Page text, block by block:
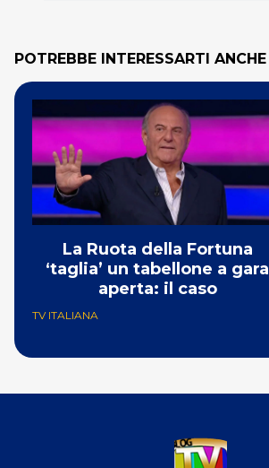
POTREBBE INTERESSARTI ANCHE
La Ruota della Fortuna
‘taglia’ un tabellone a gara
aperta: il caso
TV ITALIANA